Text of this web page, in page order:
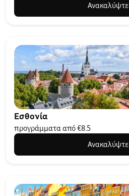
Ανακαλύψτε
Εσθονία
προγράμματα από €8.5
Ανακαλύψτε